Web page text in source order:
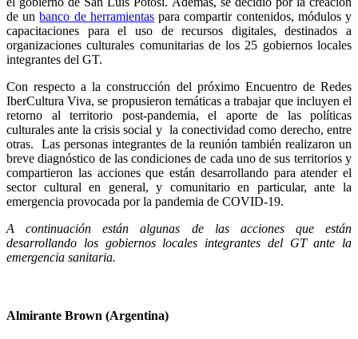
de unbanco de herramientaspara compartir contenidos, módulos y
capacitaciones para el uso de recursos digitales, destinados a
organizaciones culturales comunitarias de los 25 gobiernos locales
integrantes del GT.
Con respecto a la construcción del próximo Encuentro de Redes
IberCultura Viva, se propusieron temáticas a trabajar que incluyen el
retorno al territorio post-pandemia, el aporte de las políticas
culturales ante la crisis social y la conectividad como derecho, entre
otras. Las personas integrantes de la reunión también realizaron un
breve diagnóstico de las condiciones de cada uno de sus territorios y
compartieron las acciones que están desarrollando para atender el
sector cultural en general, y comunitario en particular, ante la
emergencia provocada por la pandemia de COVID-19.
A continuación están algunas de las acciones que están
desarrollando los gobiernos locales integrantes del GT ante la
emergencia sanitaria.
Almirante Brown (Argentina)